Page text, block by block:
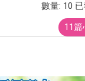
數量: 10
11篇